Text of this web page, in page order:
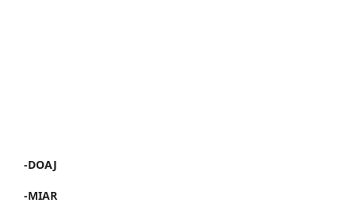
-DOAJ
-MIAR